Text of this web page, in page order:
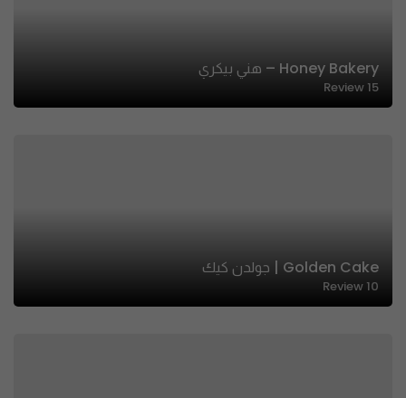
Honey Bakery – هني بيكري
15
Review
Golden Cake | جولدن كيك
10
Review